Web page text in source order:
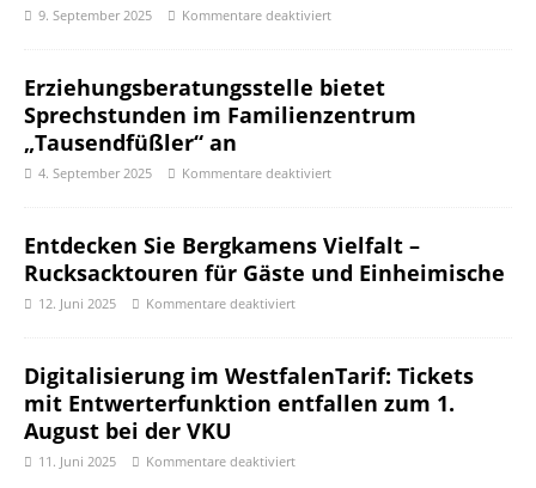
9. September 2025 Kommentare deaktiviert
Erziehungsberatungsstelle bietet
Sprechstunden im Familienzentrum
„Tausendfüßler“ an
4. September 2025 Kommentare deaktiviert
Entdecken Sie Bergkamens Vielfalt –
Rucksacktouren für Gäste und Einheimische
12. Juni 2025 Kommentare deaktiviert
Digitalisierung im WestfalenTarif: Tickets
mit Entwerterfunktion entfallen zum 1.
August bei der VKU
11. Juni 2025 Kommentare deaktiviert